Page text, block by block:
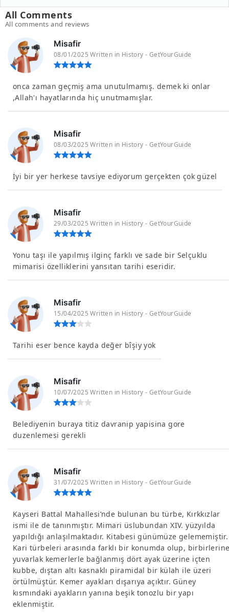
All Comments
All comments and reviews
Misafir
08/01/2025 Written in History - GetYourGuide
onca zaman geçmiş ama unutulmamış. demek ki onlar
,Allah'ı hayatlarında hiç unutmamışlar.
Misafir
08/03/2025 Written in History - GetYourGuide
İyi bir yer herkese tavsiye ediyorum gerçekten çok güzel
Misafir
29/03/2025 Written in History - GetYourGuide
Yonu taşı ile yapılmış ilginç farklı ve sade bir Selçuklu
mimarisi özelliklerini yansıtan tarihi eseridir.
Misafir
15/04/2025 Written in History - GetYourGuide
Tarihi eser bence kayda değer bîşiy yok
Misafir
10/07/2025 Written in History - GetYourGuide
Belediyenin buraya titiz davranip yapisina gore
duzenlemesi gerekli
Misafir
31/07/2025 Written in History - GetYourGuide
Kayseri Battal Mahallesi’nde bulunan bu türbe, Kırkkızlar
ismi ile de tanınmıştır. Mimari üslubundan XIV. yüzyılda
yapıldığı anlaşılmaktadır. Kitabesi günümüze gelememiştir.
Kari türbeleri arasında farklı bir konumda olup,
yuvarlak kemerlerle bağlanmış dört ayak üzerine içten
kubbe, dıştan altı kasnaklı piramidal bir külah ile üzeri
örtülmüştür. Kemer ayakları dışarıya açıktır. Güney
kısmındaki ayakların yanına beşik tonozlu bir yapı
eklenmiştir.